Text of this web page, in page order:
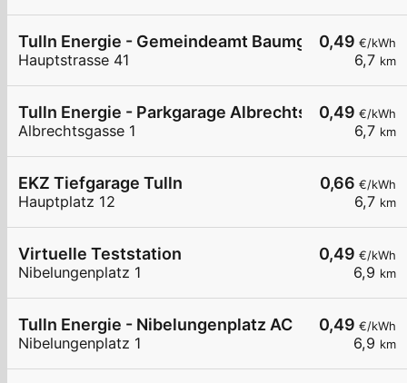
0,49 €/kWh
6,7 km
Tulln Energie - Gemeindeamt Baumgarten 2
Hauptstrasse 41
0,49 €/kWh
6,7 km
Tulln Energie - Parkgarage Albrechtsgasse
Albrechtsgasse 1
0,66 €/kWh
6,7 km
EKZ Tiefgarage Tulln
Hauptplatz 12
0,49 €/kWh
6,9 km
Virtuelle Teststation
Nibelungenplatz 1
0,49 €/kWh
6,9 km
Tulln Energie - Nibelungenplatz AC
Nibelungenplatz 1